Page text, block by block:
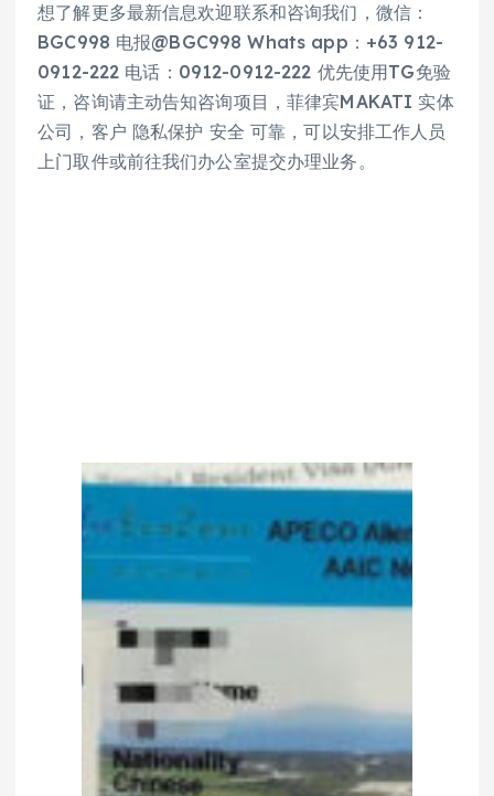
想了解更多最新信息欢迎联系和咨询我们，微信：
BGC998 电报@BGC998 Whats app：+63 912-
0912-222 电话：0912-0912-222 优先使用TG免验
证，咨询请主动告知咨询项目，菲律宾MAKATI 实体
公司，客户 隐私保护 安全 可靠，可以安排工作人员
上门取件或前往我们办公室提交办理业务。